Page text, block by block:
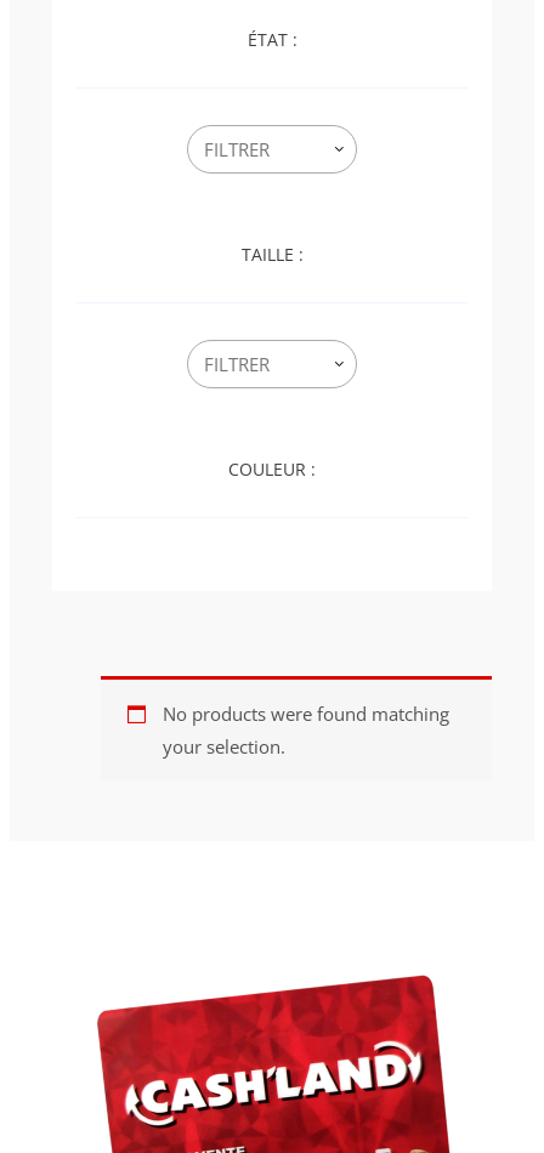
ÉTAT :
TAILLE :
COULEUR :
No products were found matching
your selection.